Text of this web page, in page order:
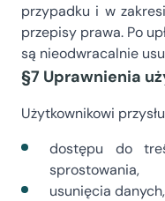
przypadku i w
przepisy prawa. Po
są nieodwracalnie
§7 Uprawnienia
Użytkownikowi
dostępu do
sprostowania,
usunięcia danych,